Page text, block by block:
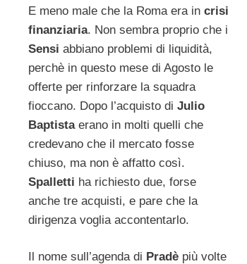
E meno male che la Roma era in crisi
finanziaria. Non sembra proprio che i
Sensi abbiano problemi di liquidità,
perchè in questo mese di Agosto le
offerte per rinforzare la squadra
fioccano. Dopo l’acquisto di Julio
Baptistaerano in molti quelli che
credevano che il mercato fosse
chiuso, ma non è affatto così.
Spalletti ha richiesto due, forse
anche tre acquisti, e pare che la
dirigenza voglia accontentarlo.
Il nome sull’agenda di Pradè più volte